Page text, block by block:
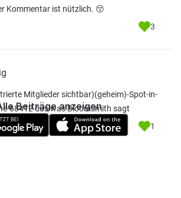
Kommentar ist nützlich. 😚
3
Mitglieder sichtbar)(geheim)-Spot-in-
68412 das was Bloomsmith sagt
1
Beiträge anzeigen